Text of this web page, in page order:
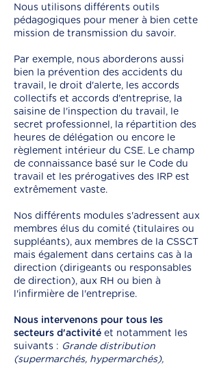
Nous utilisons différents outils
pédagogiques pour mener à bien cette
mission de transmission du savoir.
Par exemple, nous aborderons aussi
bien la prévention des accidents du
travail, le droit d'alerte, les accords
collectifs et accords d'entreprise, la
saisine de l'inspection du travail, le
secret professionnel, la répartition des
heures de délégation ou encore le
règlement intérieur du CSE. Le champ
de connaissance basé sur le Code du
travail et les prérogatives des IRP est
extrêmement vaste.
Nos différents modules s'adressent aux
membres élus du comité (titulaires ou
suppléants), aux membres de la CSSCT
mais également dans certains cas à la
direction (dirigeants ou responsables
de direction), aux RH ou bien à
l'infirmière de l'entreprise.
Nous intervenons pour tous les
secteurs d'activité et notamment les
suivants : Grande distribution
(supermarchés, hypermarchés),